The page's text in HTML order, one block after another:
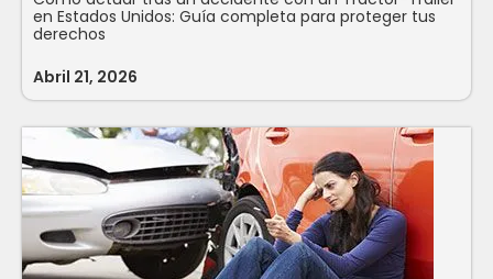
en Estados Unidos: Guía completa para proteger tus
derechos
Abril 21, 2026